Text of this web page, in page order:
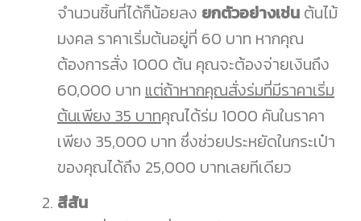
จำนวนชิ้นที่ได้ก็น้อยลง ยกตัวอย่างเช่น ต้นไม้
มงคล ราคาเริ่มต้นอยู่ที่ 60 บาท หากคุณ
ต้องการสั่ง 1000 ต้น คุณจะต้องจ่ายเงินถึง
60,000 บาท แต่ถ้าหากคุณสั่งร่มที่มีราคาเริ่ม
ต้นเพียง 35 บาทคุณได้ร่ม 1000 คันในราคา
เพียง 35,000 บาท ซึ่งช่วยประหยัดในกระเป๋า
ของคุณได้ถึง 25,000 บาทเลยทีเดียว
สีสัน